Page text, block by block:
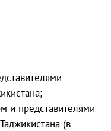
и представителями
(в